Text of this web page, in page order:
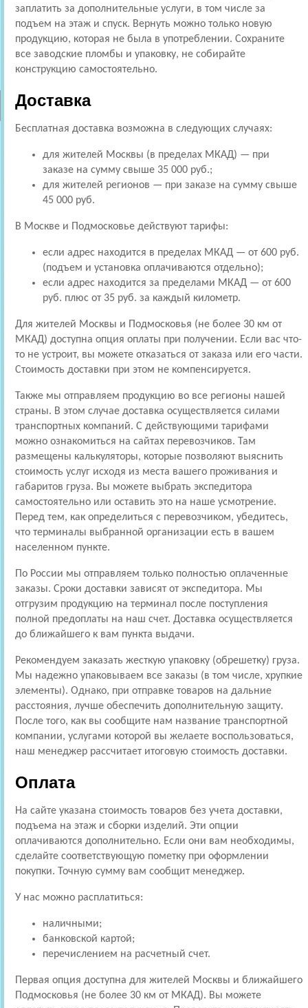
заплатить за дополнительные услуги, в том числе за
подъем на этаж и спуск. Вернуть можно только новую
продукцию, которая не была в употреблении. Сохраните
все заводские пломбы и упаковку, не собирайте
конструкцию самостоятельно.
Доставка
Бесплатная доставка возможна в следующих случаях:
для жителей Москвы (в пределах МКАД) — при
заказе на сумму свыше 35 000 руб.;
для жителей регионов — при заказе на сумму свыше
45 000 руб.
В Москве и Подмосковье действуют тарифы:
если адрес находится в пределах МКАД — от 600 руб.
(подъем и установка оплачиваются отдельно);
если адрес находится за пределами МКАД — от 600
руб. плюс от 35 руб. за каждый километр.
Для жителей Москвы и Подмосковья (не более 30 км от
МКАД) доступна опция оплаты при получении. Если вас что-
то не устроит, вы можете отказаться от заказа или его части.
Стоимость доставки при этом не компенсируется.
Также мы отправляем продукцию во все регионы нашей
страны. В этом случае доставка осуществляется силами
транспортных компаний. С действующими тарифами
можно ознакомиться на сайтах перевозчиков. Там
размещены калькуляторы, которые позволяют выяснить
стоимость услуг исходя из места вашего проживания и
габаритов груза. Вы можете выбрать экспедитора
самостоятельно или оставить это на наше усмотрение.
Перед тем, как определиться с перевозчиком, убедитесь,
что терминалы выбранной организации есть в вашем
населенном пункте.
По России мы отправляем только полностью оплаченные
заказы. Сроки доставки зависят от экспедитора. Мы
отгрузим продукцию на терминал после поступления
полной предоплаты на наш счет. Доставка осуществляется
до ближайшего к вам пункта выдачи.
Рекомендуем заказать жесткую упаковку (обрешетку) груза.
Мы надежно упаковываем все заказы (в том числе, хрупкие
элементы). Однако, при отправке товаров на дальние
расстояния, лучше обеспечить дополнительную защиту.
После того, как вы сообщите нам название транспортной
компании, услугами которой вы желаете воспользоваться,
наш менеджер рассчитает итоговую стоимость доставки.
Оплата
На сайте указана стоимость товаров без учета доставки,
подъема на этаж и сборки изделий. Эти опции
оплачиваются дополнительно. Если они вам необходимы,
сделайте соответствующую пометку при оформлении
покупки. Точную сумму вам сообщит менеджер.
У нас можно расплатиться:
наличными;
банковской картой;
перечислением на расчетный счет.
Первая опция доступна для жителей Москвы и ближайшего
Подмосковья (не более 30 км от МКАД). Вы можете